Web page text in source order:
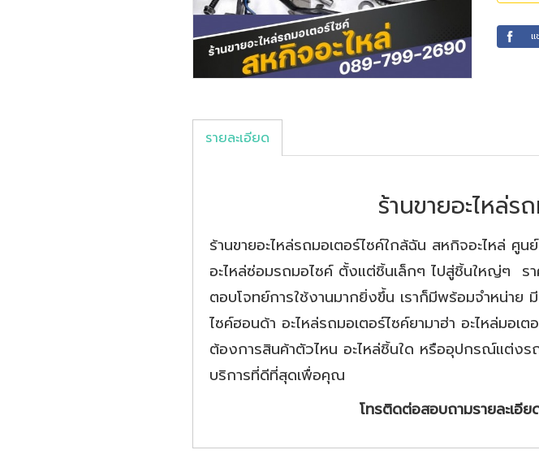
แ
รายละเอียด
ร้านขายอะไหล่ร
ร้านขายอะไหล่รถมอเตอร์ไซค์ใกล้ฉัน สหกิจอะไหล่ ศู
อะไหล่ซ่อมรถมอไซค์ ตั้งแต่ชิ้นเล็กๆ ไปสู่ชิ้นใหญ่ๆ
ตอบโจทย์การใช้งานมากยิ่งขึ้น เราก็มีพร้อมจำหน่าย
ไซค์ฮอนด้า อะไหล่รถมอเตอร์ไซค์ยามาฮ่า อะไหล่มอเ
ต้องการสินค้าตัวไหน อะไหล่ชิ้นใด หรืออุปกรณ์แต่งร
บริการที่ดีที่สุดเพื่อคุณ
โทรติดต่อสอบถามรายละเอีย